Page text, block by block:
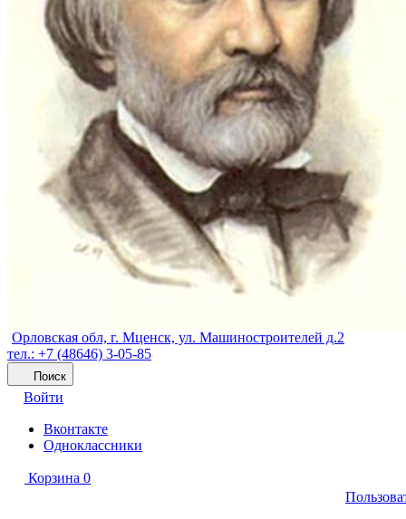
Орловская обл, г. Мценск, ул. Машиностроителей д.2
тел.: +7 (48646) 3-05-85
Поиск
Войти
Вконтакте
Одноклассники
Корзина 0